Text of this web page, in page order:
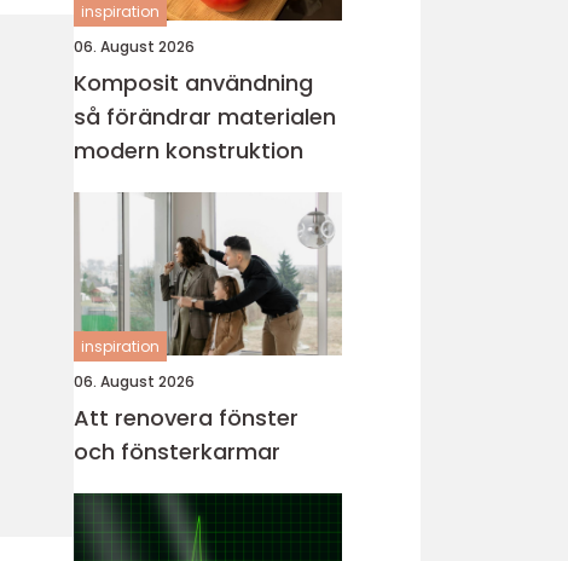
inspiration
06. August 2026
Komposit användning
så förändrar materialen
modern konstruktion
inspiration
06. August 2026
Att renovera fönster
och fönsterkarmar